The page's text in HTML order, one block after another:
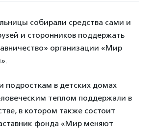
собирали средства сами и
и сторонников поддержать
организации «Мир
в детских домах
теплом поддержали в
в котором также состоит
фонда «Мир меняют